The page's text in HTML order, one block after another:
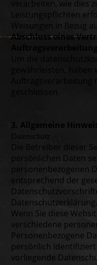
verarbeiten, wie dies
Leistungspflichten
Weisungen in Bezug
Abschluss eines
Auftragsverarbeitung
Um die
gewährleisten,
3. Allgemeine
Datenschutz
Die Betreiber dieser
persönlichen Daten
personenbezogenen
entsprechend der
Datenschutzerklärung.
Wenn Sie diese
verschiedene
Personenbezogene
persönlich
vorliegende